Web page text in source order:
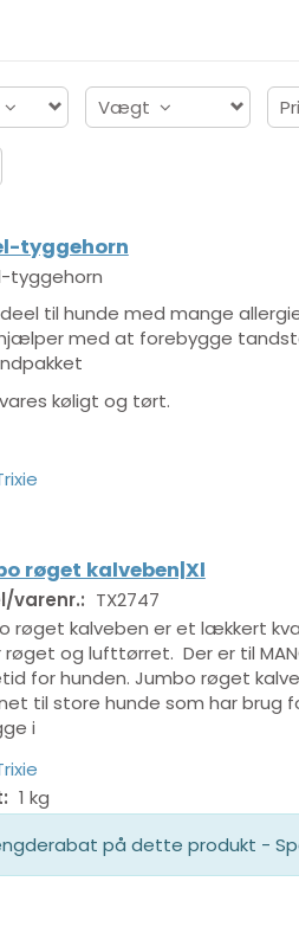
Vægt
tyggehorn
tyggehorn
til hunde med mange
med at forebygge
køligt og tørt.
røget kalveben|Xl
varenr.: TX2747
røget kalveben er et lækkert
røget og lufttørret. Der er til
for hunden. Jumbo røget
til store hunde som har brug
i
1 kg
på dette produkt -